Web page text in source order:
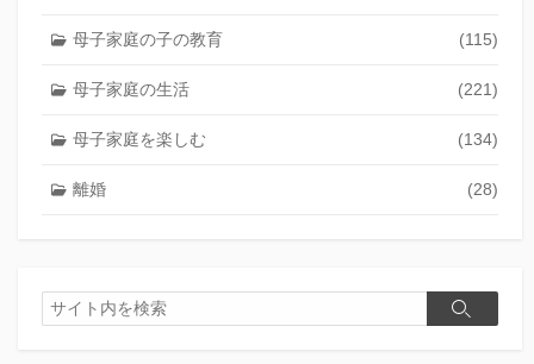
母子家庭の子の教育 (115)
母子家庭の生活 (221)
母子家庭を楽しむ (134)
離婚 (28)
検
索
検